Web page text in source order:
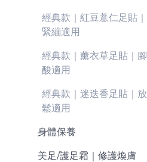
經典款｜紅豆薏仁足貼｜
緊繃適用
經典款｜薰衣草足貼｜腳
酸適用
經典款｜迷迭香足貼｜放
鬆適用
身體保養
美足/護足霜｜修護煥膚